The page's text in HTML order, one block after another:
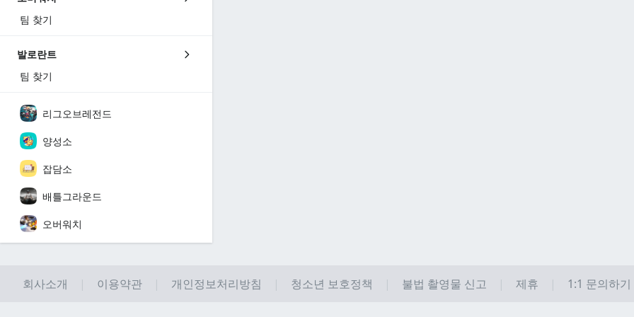
팀 찾기
발로란트
팀 찾기
리그오브레전드
양성소
잡담소
배틀그라운드
오버워치
회사소개 이용약관 개인정보처리방침 청소년 보호정책 불법 촬영물 신고 제휴 1:1 문의하기